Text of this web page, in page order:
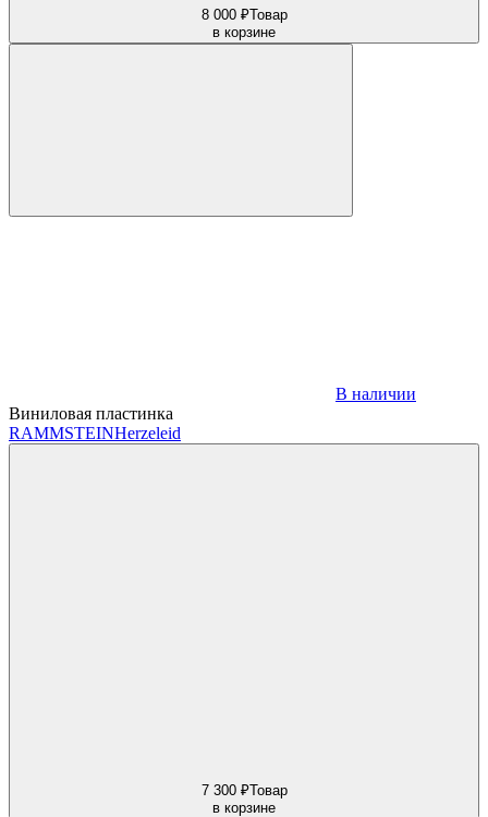
8 000 ₽Товар
в корзине
В наличии
Виниловая пластинка
RAMMSTEINHerzeleid
7 300 ₽Товар
в корзине